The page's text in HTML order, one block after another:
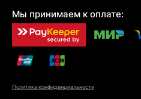
Мы принимаем к оплате:
Политика конфиденциальности